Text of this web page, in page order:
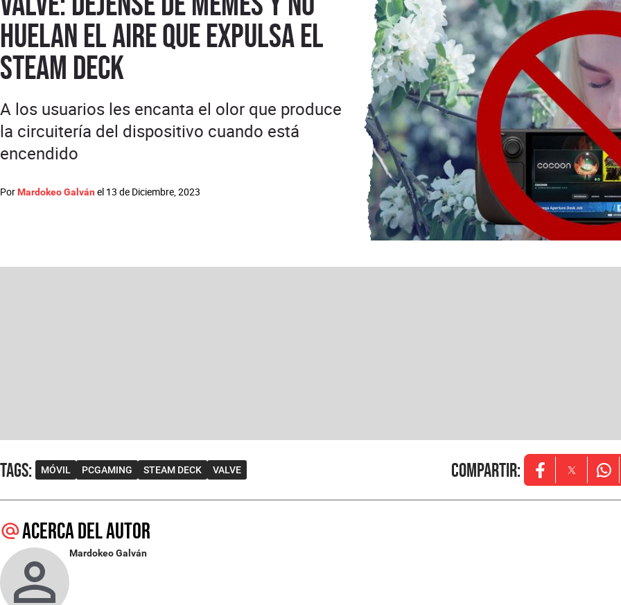
huelan el aire que expulsa el
Steam Deck
Por Mardokeo Galván el 13 de Diciembre, 2023
A los usuarios les encanta el olor que produce
la circuitería del dispositivo cuando está
encendido
Tags: MÓVIL PCGAMING STEAM DECK VALVE Compartir: Opens in new
Opens in
Acerca del autor
Mardokeo Galván